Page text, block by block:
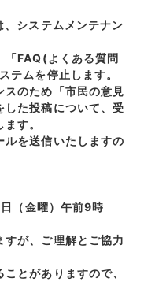
システムメンテナン
「FAQ(よくある質問
テムを停止します。
スのため「市民の意見
した投稿について、受
す。
ルを送信いたしますの
（金曜）午前9時
が、ご理解とご協力
とがありますので、